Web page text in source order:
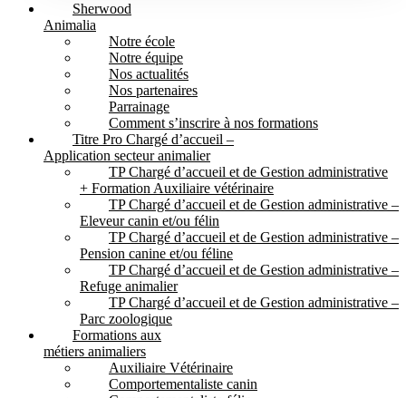
Sherwood
Animalia
Notre école
Notre équipe
Nos actualités
Nos partenaires
Parrainage
Comment s’inscrire à nos formations
Titre Pro Chargé d’accueil –
Application secteur animalier
TP Chargé d’accueil et de Gestion administrative
+ Formation Auxiliaire vétérinaire
TP Chargé d’accueil et de Gestion administrative –
Eleveur canin et/ou félin
TP Chargé d’accueil et de Gestion administrative –
Pension canine et/ou féline
TP Chargé d’accueil et de Gestion administrative –
Refuge animalier
TP Chargé d’accueil et de Gestion administrative –
Parc zoologique
Formations aux
métiers animaliers
Auxiliaire Vétérinaire
Comportementaliste canin